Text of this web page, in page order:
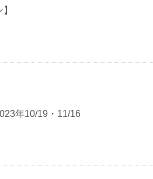
年10/19・11/16